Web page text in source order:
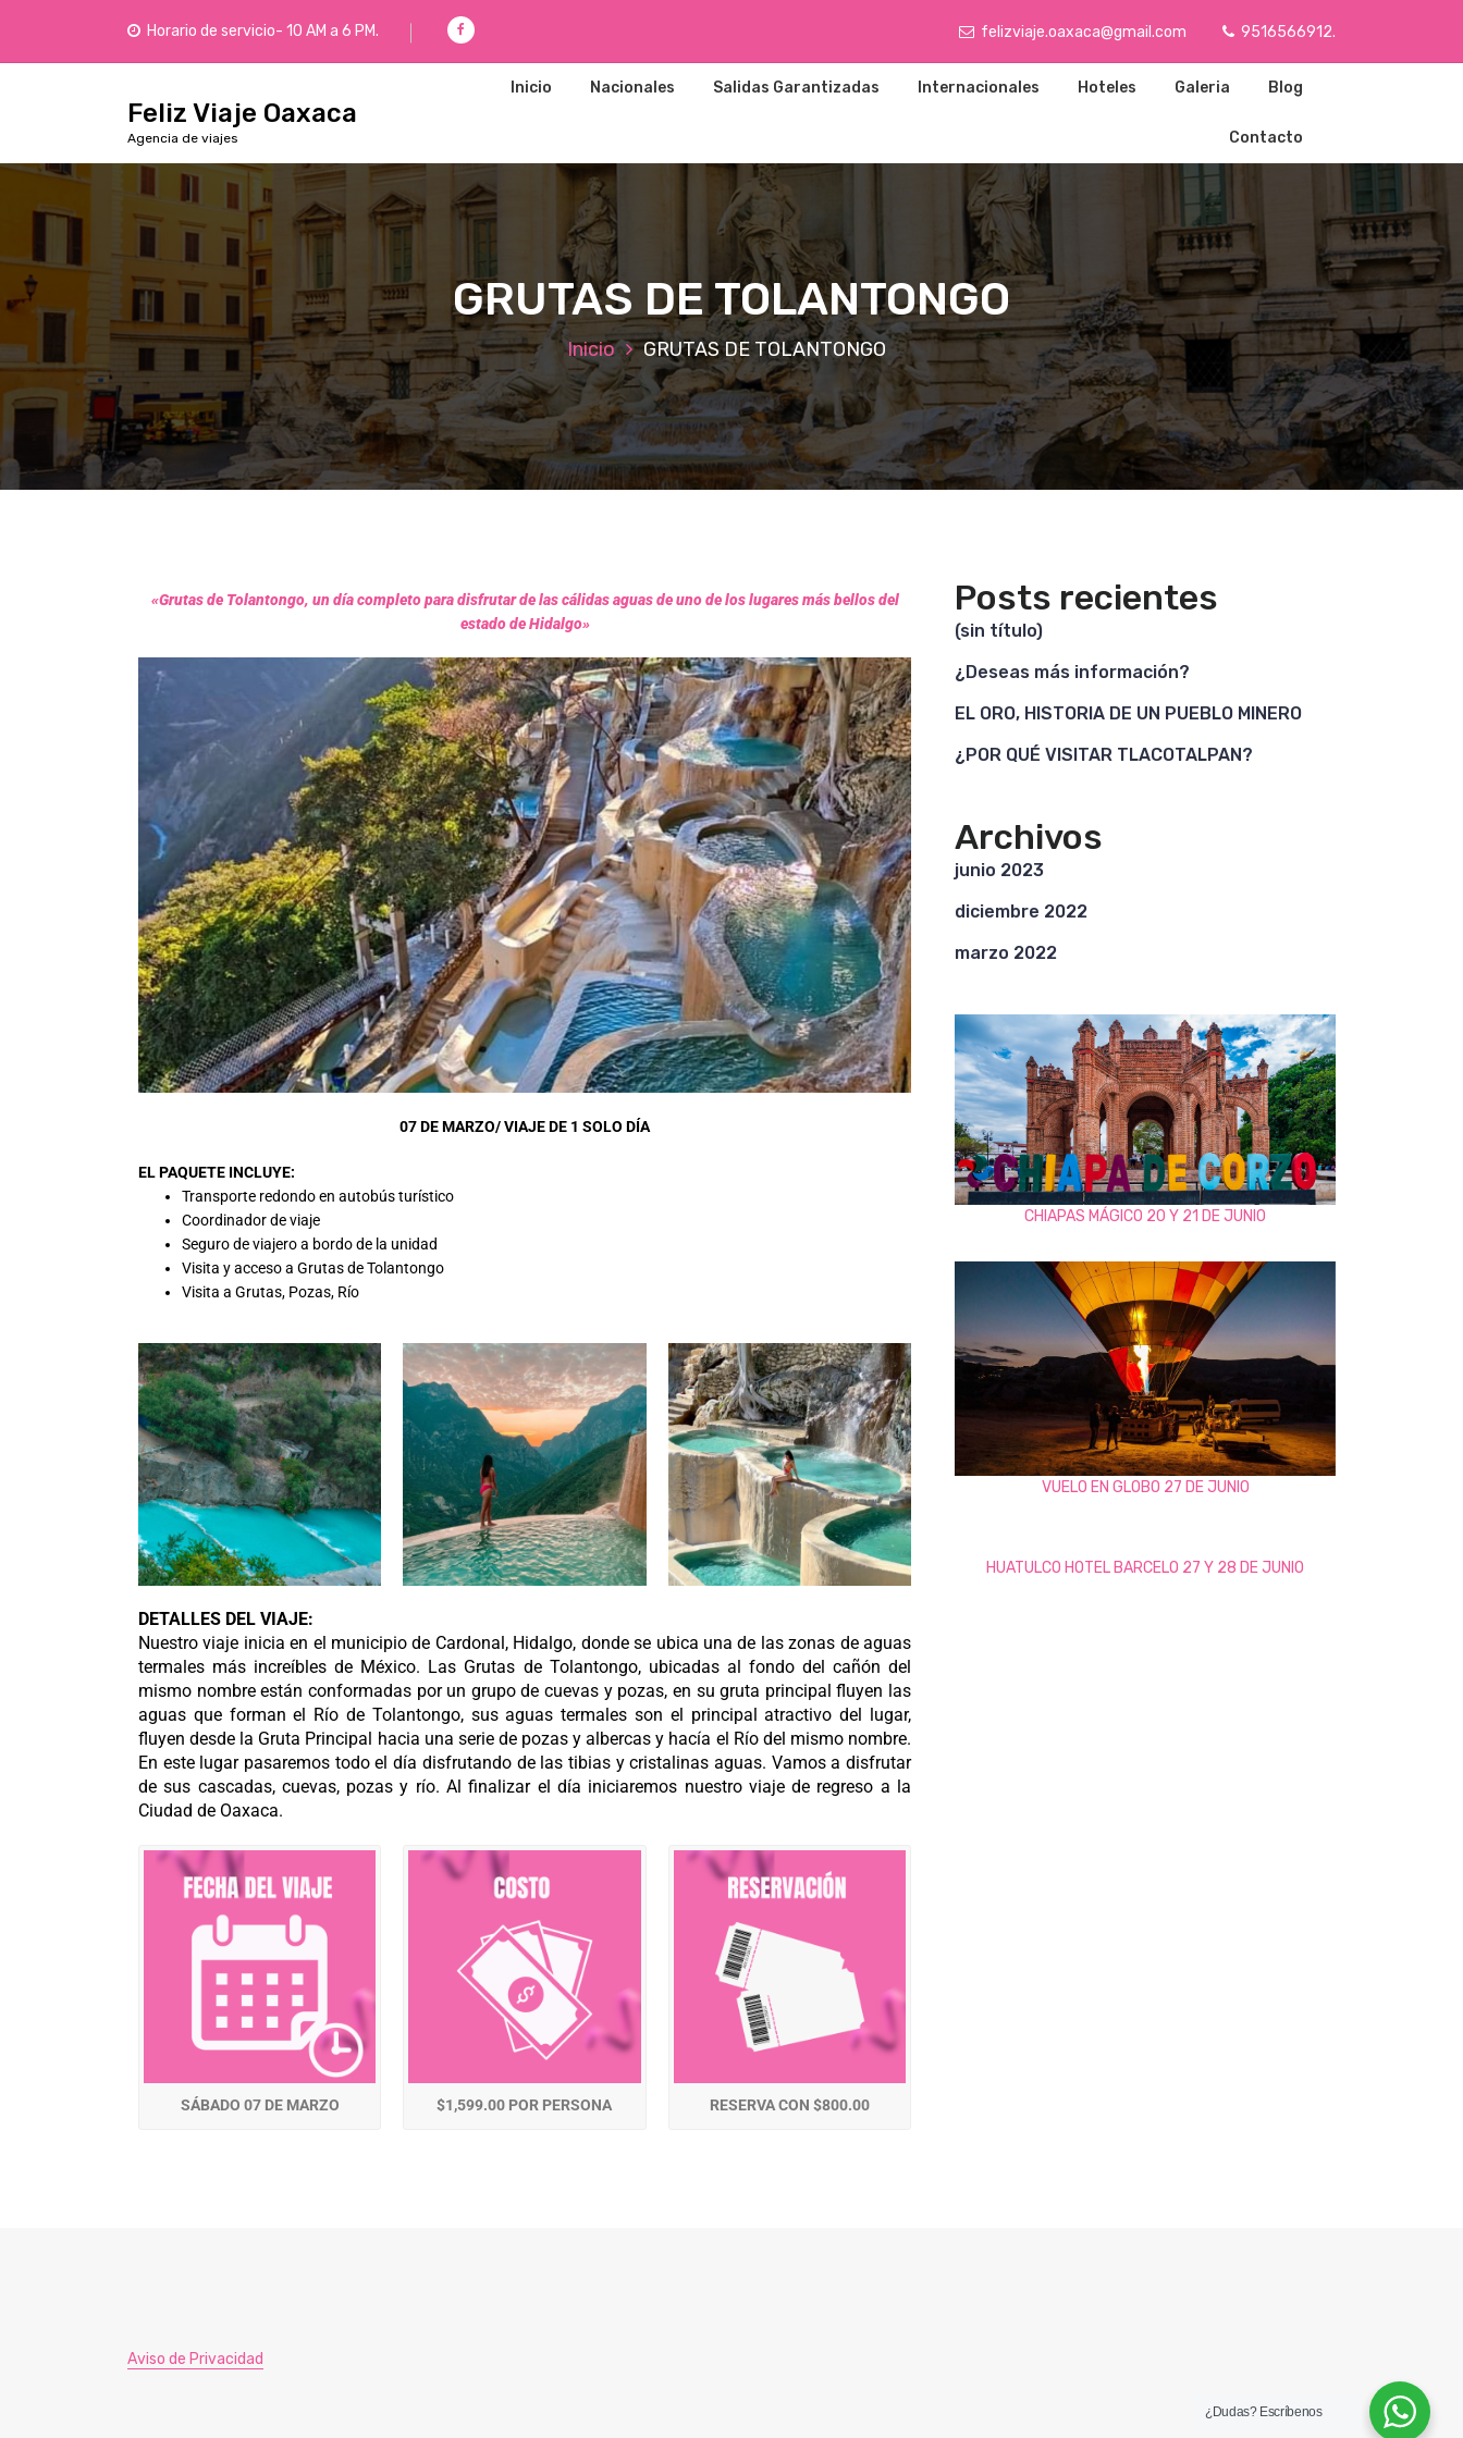
Horario de servicio- 10 AM a 6 PM. felizviaje.oaxaca@gmail.com 9516566912.
Feliz Viaje Oaxaca
Agencia de viajes
Inicio Nacionales Salidas Garantizadas Internacionales Hoteles Galeria Blog
Contacto
GRUTAS DE TOLANTONGO
Inicio GRUTAS DE TOLANTONGO
«Grutas de Tolantongo, un día completo para disfrutar de las cálidas aguas de uno de los lugares más bellos del
estado de Hidalgo»
07 DE MARZO/ VIAJE DE 1 SOLO DÍA
EL PAQUETE INCLUYE:
Transporte redondo en autobús turístico
Coordinador de viaje
Seguro de viajero a bordo de la unidad
Visita y acceso a Grutas de Tolantongo
Visita a Grutas, Pozas, Río
DETALLES DEL VIAJE:
Nuestro viaje inicia en el municipio de Cardonal, Hidalgo, donde se ubica una de las zonas de aguas
termales más increíbles de México. Las Grutas de Tolantongo, ubicadas al fondo del cañón del
mismo nombre están conformadas por un grupo de cuevas y pozas, en su gruta principal fluyen las
aguas que forman el Río de Tolantongo, sus aguas termales son el principal atractivo del lugar,
fluyen desde la Gruta Principal hacia una serie de pozas y albercas y hacía el Río del mismo nombre.
En este lugar pasaremos todo el día disfrutando de las tibias y cristalinas aguas. Vamos a disfrutar
de sus cascadas, cuevas, pozas y río. Al finalizar el día iniciaremos nuestro viaje de regreso a la
Ciudad de Oaxaca.
SÁBADO 07 DE MARZO $1,599.00 POR PERSONA RESERVA CON $800.00
Posts recientes
(sin título)
¿Deseas más información?
EL ORO, HISTORIA DE UN PUEBLO MINERO
¿POR QUÉ VISITAR TLACOTALPAN?
Archivos
junio 2023
diciembre 2022
marzo 2022
CHIAPAS MÁGICO 20 Y 21 DE JUNIO
VUELO EN GLOBO 27 DE JUNIO
HUATULCO HOTEL BARCELO 27 Y 28 DE JUNIO
Aviso de Privacidad
¿Dudas? Escríbenos